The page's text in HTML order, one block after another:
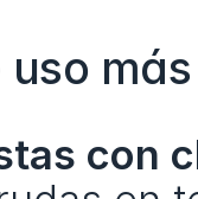
uso
con